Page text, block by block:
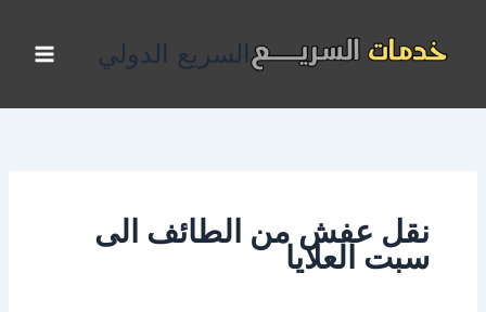
المحتوى
السريع الدولي
نقل عفش من الطائف الى
سبت العلايا